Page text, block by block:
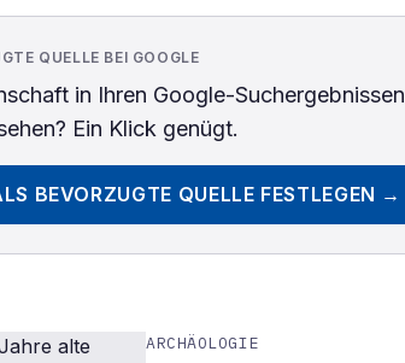
QUELLE BEI GOOGLE
in Ihren Google-Suchergebnissen
Ein Klick genügt.
BEVORZUGTE QUELLE FESTLEGEN →
ARCHÄOLOGIE